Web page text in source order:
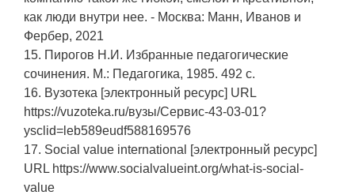
как люди внутри нее. - Москва: Манн, Иванов и
Фербер, 2021
15. Пирогов Н.И. Избранные педагогические
сочинения. М.: Педагогика, 1985. 492 с.
16. Вузотека [электронный ресурс] URL
https://vuzoteka.ru/вузы/Сервис-43-03-01?
ysclid=leb589eudf588169576
17. Social value international [электронный ресурс]
URL https://www.socialvalueint.org/what-is-social-
value